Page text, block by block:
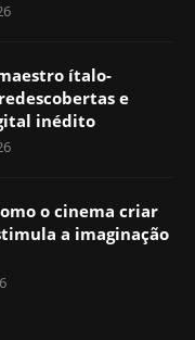
ítalo-
e
inédito
o cinema criar
a imaginação